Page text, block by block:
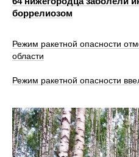
боррелиозом
Режим ракетной опасности
области
Режим ракетной опасности